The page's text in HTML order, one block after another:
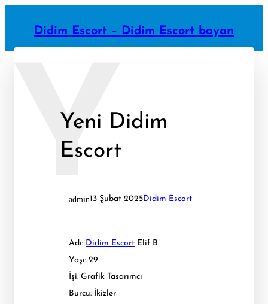
Didim Escort – Didim Escort bayan
Y
Yeni Didim
Escort
admin13 Şubat 2025Didim Escort
Adı: Didim Escort Elif B.
Yaşı: 29
İşi: Grafik Tasarımcı
Burcu: İkizler